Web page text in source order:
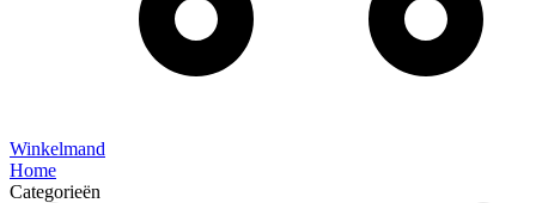
Winkelmand
Home
Categorieën